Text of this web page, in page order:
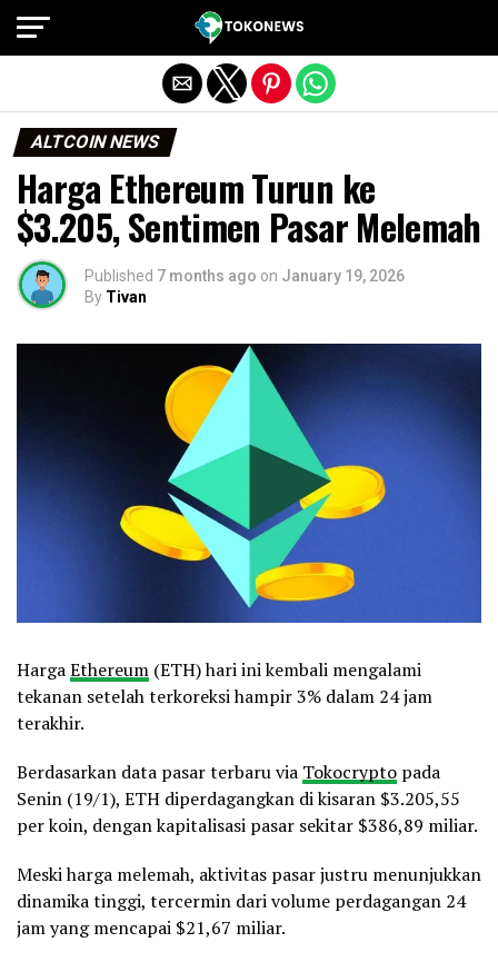
ALTCOIN NEWS
Harga Ethereum Turun ke
$3.205, Sentimen Pasar Melemah
Published 7 months ago on January 19, 2026
By Tivan
HargaEthereum (ETH) hari ini kembali mengalami
tekanan setelah terkoreksi hampir 3% dalam 24 jam
terakhir.
Berdasarkan data pasar terbaru via Tokocrypto pada
Senin (19/1), ETH diperdagangkan di kisaran $3.205,55
per koin, dengan kapitalisasi pasar sekitar $386,89 miliar.
Meski harga melemah, aktivitas pasar justru menunjukkan
dinamika tinggi, tercermin dari volume perdagangan 24
jam yang mencapai $21,67 miliar.
Exit mobile version